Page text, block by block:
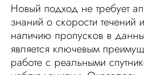
Новый подход не требует
знаний о скорости течений
наличию пропусков в
является ключевым
работе с реальными